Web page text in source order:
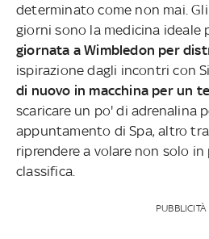
determinato come non mai.
giorni sono la medicina ideale
giornata a Wimbledon per
ispirazione dagli incontri con
di nuovo in macchina per un
scaricare un po' di adrenalina
appuntamento di Spa, altro
riprendere a volare non solo
classifica.
PUBBLICITÀ